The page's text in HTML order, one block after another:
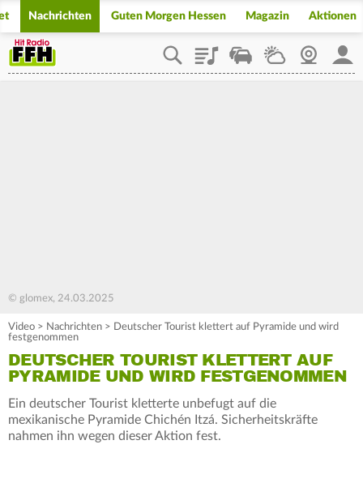
Nachrichten Guten Morgen Hessen Magazin Aktionen
PlaylistStaupilotWetterWebcam
© glomex, 24.03.2025
Video > Nachrichten > Deutscher Tourist klettert auf Pyramide und wird
festgenommen
DEUTSCHER TOURIST KLETTERT AUF
PYRAMIDE UND WIRD FESTGENOMMEN
Ein deutscher Tourist kletterte unbefugt auf die
mexikanische Pyramide Chichén Itzá. Sicherheitskräfte
nahmen ihn wegen dieser Aktion fest.